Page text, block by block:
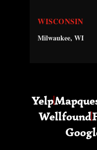
WISCONSIN
Milwaukee, WI
Yelp
Wellfound